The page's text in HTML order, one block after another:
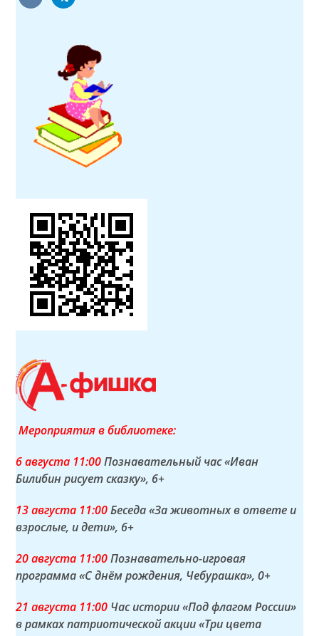
Мероприятия в библиотеке:
6 августа 11:00Познавательный час «Иван
Билибин рисует сказку», 6+
13 августа 11:00Беседа «За животных в ответе и
взрослые, и дети», 6+
20 августа 11:00Познавательно-игровая
программа «С днём рождения, Чебурашка», 0+
21 августа 11:00 Час истории «Под флагом России»
в рамках патриотической акции «Три цвета